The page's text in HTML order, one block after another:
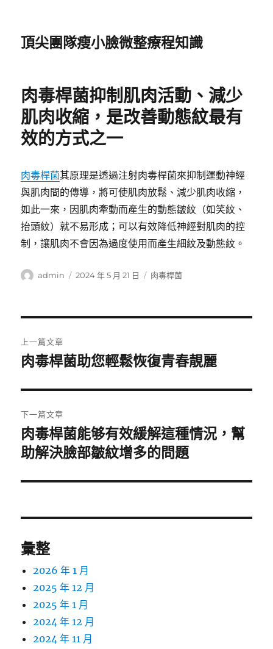
頂尖團隊瘦小臉微整療程知識
肉毒桿菌抑制肌肉活動、減少
肌肉收縮，是改善動態紋最有
效的方式之一
肉毒桿菌其原理是透過注射肉毒桿菌來抑制運動神經
與肌肉間的傳導，將可使肌肉放鬆、減少肌肉收縮，
如此一來，因肌肉牽動而產生的動態皺紋（如笑紋、
抬頭紋）就不易形成；可以有效降低神經對肌肉的控
制，讓肌肉不會因為過度使用而產生細紋及動態紋。
作
admin
發
2024 年 5 月 21 日
分
肉毒桿菌
章
覽
上一篇文章
上
篇
文
章:
肉毒桿菌助您輕鬆恢復青春靚麗
下一篇文章
下
一
文
肉毒桿菌能够有效緩解這種情況，幫
助解決臉部皺紋增多的問題
彙整
2026 年 1 月
2025 年 12 月
2025 年 1 月
2024 年 12 月
2024 年 11 月